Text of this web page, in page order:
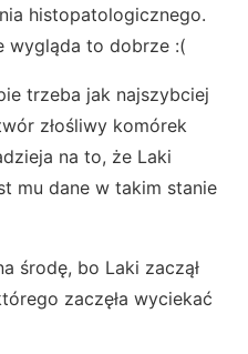
histopatologicznego.
wygląda to dobrze :(
trzeba jak najszybciej
złośliwy komórek
na to, że Laki
mu dane w takim stanie
środę, bo Laki zaczął
zaczęła wyciekać